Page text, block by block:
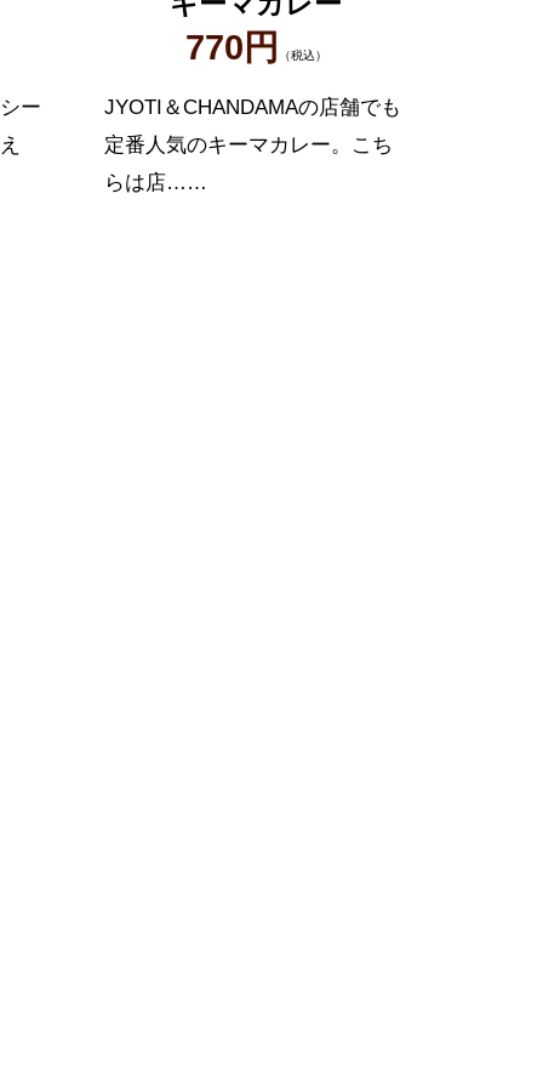
ー
770円 （税込）
JYOTI＆CHANDAMAの店舗でも
定番人気のキーマカレー。こち
らは店……